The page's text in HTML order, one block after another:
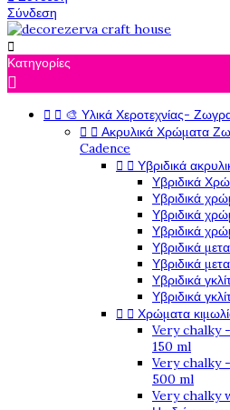
Σύνδεση

Κατηγορίες

  🎨 Υλικά Χεροτεχνίας-
  Ακρυλικά Χρώματα
Cadence
  Υβριδικά
Υβριδικά
Υβριδικά
Υβριδικά
Υβριδικά
Υβριδικά
Υβριδικά
Υβριδικά
Υβριδικά
  Χρώματα
Very chalky -
150 ml
Very chalky -
500 ml
Very chalky